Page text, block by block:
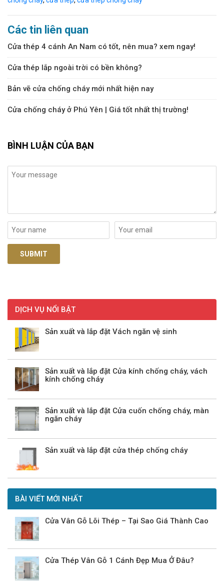
DỊCH VỤ NỔI BẬT
Sản xuất và lắp đặt Vách ngăn vệ sinh
Sản xuất và lắp đặt Cửa kính chống cháy, vách
kính chống cháy
Sản xuất và lắp đặt Cửa cuốn chống cháy, màn
ngăn cháy
Sản xuất và lắp đặt cửa thép chống cháy
BÀI VIẾT MỚI NHẤT
Cửa Vân Gỗ Lõi Thép – Tại Sao Giá Thành Cao
Cửa Thép Vân Gỗ 1 Cánh Đẹp Mua Ở Đâu?
Các tin liên quan
Cửa thép 4 cánh An Nam có tốt, nên mua? xem ngay!
Cửa thép lắp ngoài trời có bền không?
Bản vẽ cửa chống cháy mới nhất hiện nay
Cửa chống cháy ở Phú Yên | Giá tốt nhất thị trường!
BÌNH LUẬN CỦA BẠN